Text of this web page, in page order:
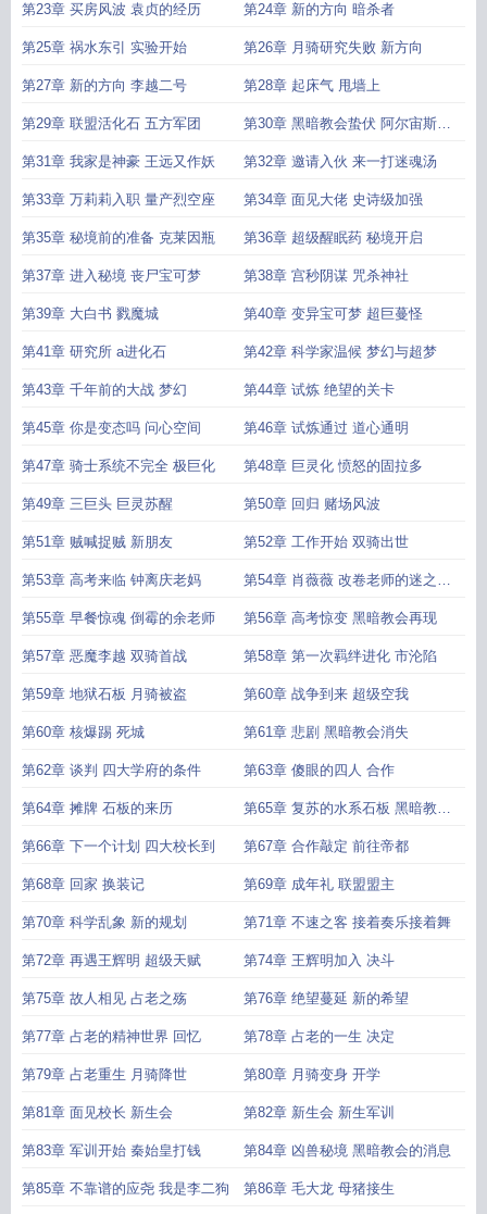
第23章 买房风波 袁贞的经历 第24章 新的方向 暗杀者
第25章 祸水东引 实验开始 第26章 月骑研究失败 新方向
第27章 新的方向 李越二号 第28章 起床气 甩墙上
第29章 联盟活化石 五方军团 第30章 黑暗教会蛰伏 阿尔宙斯石
板
第31章 我家是神豪 王远又作妖 第32章 邀请入伙 来一打迷魂汤
第33章 万莉莉入职 量产烈空座 第34章 面见大佬 史诗级加强
第35章 秘境前的准备 克莱因瓶 第36章 超级醒眠药 秘境开启
第37章 进入秘境 丧尸宝可梦 第38章 宫秒阴谋 咒杀神社
第39章 大白书 戮魔城 第40章 变异宝可梦 超巨蔓怪
第41章 研究所 a进化石 第42章 科学家温候 梦幻与超梦
第43章 千年前的大战 梦幻 第44章 试炼 绝望的关卡
第45章 你是变态吗 问心空间 第46章 试炼通过 道心通明
第47章 骑士系统不完全 极巨化 第48章 巨灵化 愤怒的固拉多
第49章 三巨头 巨灵苏醒 第50章 回归 赌场风波
第51章 贼喊捉贼 新朋友 第52章 工作开始 双骑出世
第53章 高考来临 钟离庆老妈 第54章 肖薇薇 改卷老师的迷之操
作
第55章 早餐惊魂 倒霉的余老师 第56章 高考惊变 黑暗教会再现
第57章 恶魔李越 双骑首战 第58章 第一次羁绊进化 市沦陷
第59章 地狱石板 月骑被盗 第60章 战争到来 超级空我
第60章 核爆踢 死城 第61章 悲剧 黑暗教会消失
第62章 谈判 四大学府的条件 第63章 傻眼的四人 合作
第64章 摊牌 石板的来历 第65章 复苏的水系石板 黑暗教会
总部
第66章 下一个计划 四大校长到 第67章 合作敲定 前往帝都
第68章 回家 换装记 第69章 成年礼 联盟盟主
第70章 科学乱象 新的规划 第71章 不速之客 接着奏乐接着舞
第72章 再遇王辉明 超级天赋 第74章 王辉明加入 决斗
第75章 故人相见 占老之殇 第76章 绝望蔓延 新的希望
第77章 占老的精神世界 回忆 第78章 占老的一生 决定
第79章 占老重生 月骑降世 第80章 月骑变身 开学
第81章 面见校长 新生会 第82章 新生会 新生军训
第83章 军训开始 秦始皇打钱 第84章 凶兽秘境 黑暗教会的消息
第85章 不靠谱的应尧 我是李二狗 第86章 毛大龙 母猪接生